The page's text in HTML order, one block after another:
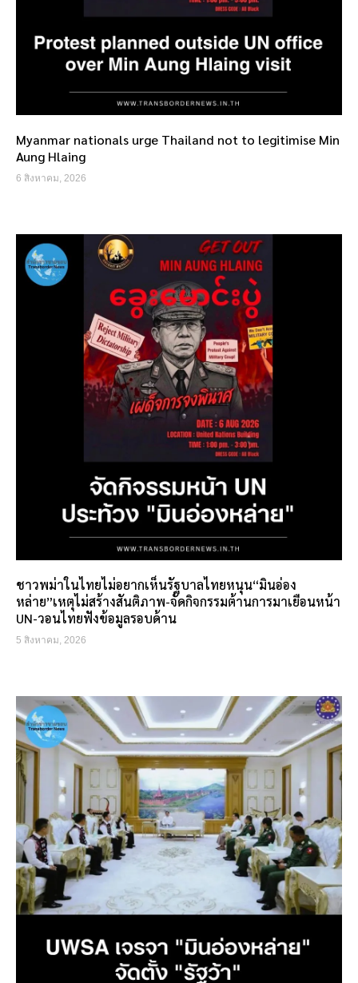
Myanmar nationals urge Thailand not to legitimise Min
Aung Hlaing
6 สิงหาคม, 2026
ชาวพม่าในไทยไม่อยากเห็นรัฐบาลไทยหนุน“มินอ่อง
หล่าย”เหตุไม่สร้างสันติภาพ-จัดกิจกรรมต้านการมาเยือนหน้า
UN-วอนไทยฟังข้อมูลรอบด้าน
5 สิงหาคม, 2026